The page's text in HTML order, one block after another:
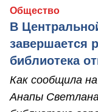
Общество
В
завершается
библиотека
Как сообщила
Анапы